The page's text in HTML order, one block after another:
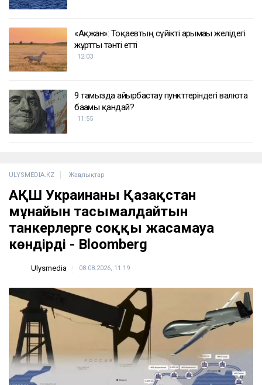
«Ақжан»: Тоқаевтың сүйікті арғымағы желідегі
жұртты тәнті етті
12:03
9 тамызда айырбастау пункттеріндегі валюта
бағамы қандай?
11:55
ULYSMEDIA.KZ Жаңалықтар
АҚШ Украинаны Қазақстан
мұнайын тасымалдайтын
танкерлерге соққы жасамауға
көндірді - Bloomberg
Ulysmedia 08.08.2026, 11:19